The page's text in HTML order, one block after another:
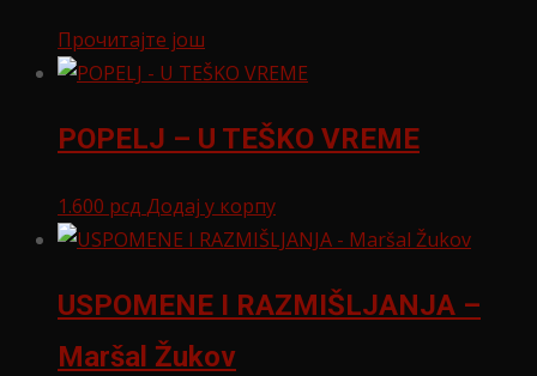
Прочитајте још
POPELJ – U TEŠKO VREME
1.600 рсд Додај у корпу
USPOMENE I RAZMIŠLJANJA –
Maršal Žukov